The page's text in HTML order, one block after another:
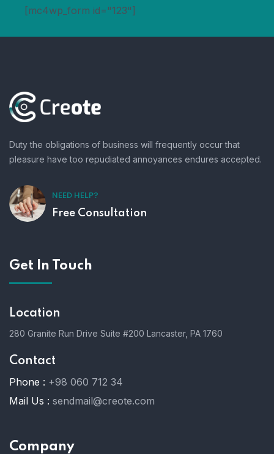
[mc4wp_form id="123"]
Duty the obligations of business will frequently occur that
pleasure have too repudiated annoyances endures accepted.
NEED HELP?
Free Consultation
Get In Touch
Location
280 Granite Run Drive Suite #200 Lancaster, PA 1760
Contact
Phone : +98 060 712 34
Mail Us : sendmail@creote.com
Company